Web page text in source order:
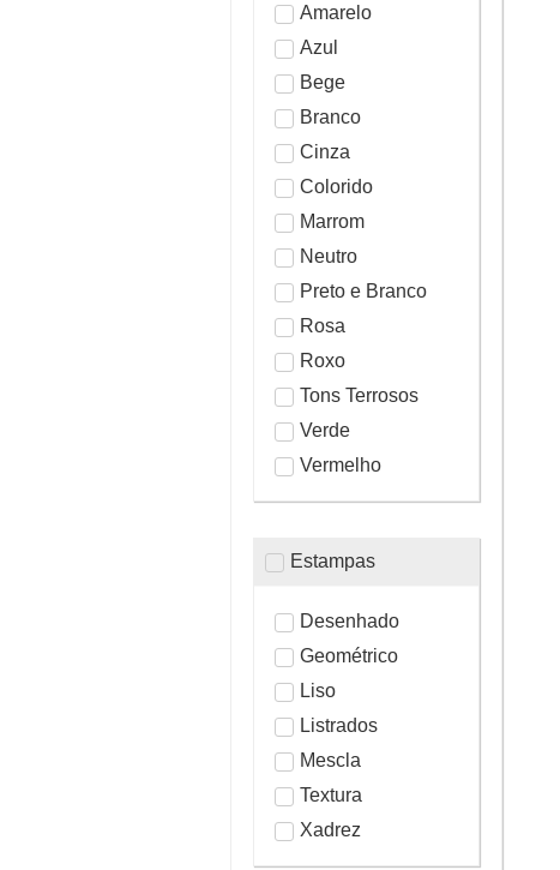
Amarelo
Azul
Bege
Branco
Cinza
Colorido
Marrom
Neutro
Preto e Branco
Rosa
Roxo
Tons Terrosos
Verde
Vermelho
Estampas
Desenhado
Geométrico
Liso
Listrados
Mescla
Textura
Xadrez